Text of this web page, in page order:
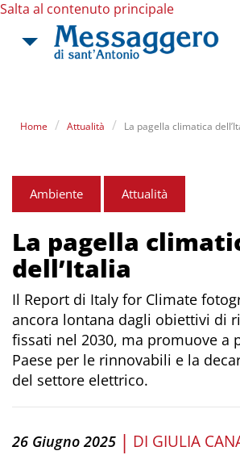
Salta al contenuto principale
Home Attualità La pagella climatica
Ambiente Attualità
La pagella
dell’Italia
Il Report di Italy for Climate
ancora lontana dagli obiettivi di
fissati nel 2030, ma promuove a
Paese per le rinnovabili e la
del settore elettrico.
26 Giugno 2025 | DI GIULIA